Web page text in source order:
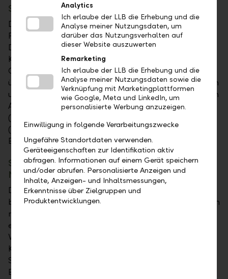
Steuerreport Deutschland
Der Steuerreport Deutschland ist geeignet für
Privatpersonen mit Steuerdomizil in Deutschland.
Darin sind sämtliche steuerlich relevanten
Kapitalerträge, Veräusserungsgeschäfte und
Quellensteuern Ihrer Konten und Depots
übersichtlich dargestellt. Die Beträge können Sie von
unseren Mustervorlagen direkt in die entsprechenden
Anlagen KAP (Kapitalvermögen), KAP-INV
(Kapitalvermögen – Investmenterträge) und SO
(Sonstige Einkünfte) Ihrer
Einkommenssteuererklärung übertragen.
Steuerreport Österreich, Italien, Spanien und
Niederlande
Die Steuerreports Österreich, Italien, Spanien
beziehungsweise Niederlande sind für Privatpersonen
mit Steuerdomizil im jeweiligen Land geeignet. Sie
enthalten alle steuerlich relevanten Kapitalerträge,
Veräusserungsgeschäfte und Quellensteuern Ihrer
Konten und Depots nach dem jeweils geltenden
Steuerrecht. Mittels Ausfüllhilfe wird Ihre
Einkommenssteuererklärung noch einfacher.
Analytics
Ich erlaube der LLB die Erhebung und die
Analyse meiner Nutzungsdaten, um
darüber das Nutzungsverhalten auf
dieser Website auszuwerten
Remarketing
Ich erlaube der LLB die Erhebung und die
Analyse meiner Nutzungsdaten sowie die
Verknüpfung mit Marketingplattformen
wie Google, Meta und LinkedIn, um
personalisierte Werbung anzuzeigen.
Einwilligung in folgende Verarbeitungszwecke
Ungefähre Standortdaten verwenden.
Geräteeigenschaften zur Identifikation aktiv
abfragen. Informationen auf einem Gerät speichern
und/oder abrufen. Personalisierte Anzeigen und
Inhalte, Anzeigen- und Inhaltsmessungen,
Erkenntnisse über Zielgruppen und
Produktentwicklungen.